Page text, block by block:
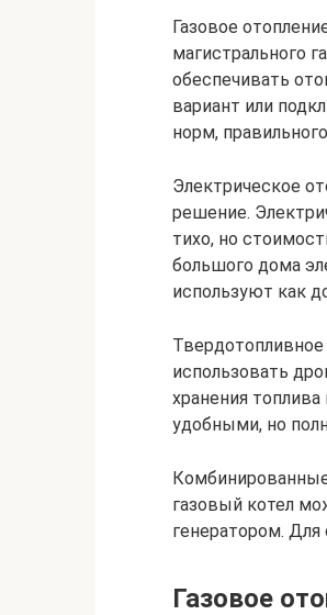
Газовое
магистрального
обеспечивать
вариант или
норм,
Электрическое
решение.
тихо, но
большого дома
используют как
использовать
хранения
удобными, но
газовый котел
генератором.
Газовое